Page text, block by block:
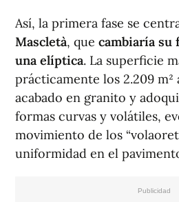
Así, la primera fase se
Mascletà, que cambiaría su
una elíptica. La superficie
prácticamente los 2.209
acabado en granito y
formas curvas y volátiles,
movimiento de los
uniformidad en el